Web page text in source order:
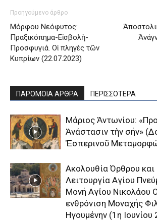
Προηγούμενο άρθρο
Μόρφου Νεόφυτος:
Πραξικόπημα-Εἰσβολὴ-
Προσφυγιά. Οἱ πληγὲς τῶν
Κυπρίων (22.07.2023)
ΠΑΡΟΜΟΙΑ ΑΡΘΡΑ ΠΕΡΙΣΣΟΤΕΡΑ
Μάριος Ἀντωνίου:
Ἀνάστασιν τὴν σήν»
Ἑσπερινοῦ
Aκολουθία Όρθρου και
Λειτουργία Αγίου
Μονή Αγίου Νικολάου
ενθρόνιση Μοναχής
Ηγουμένην (1η Ιουνίου